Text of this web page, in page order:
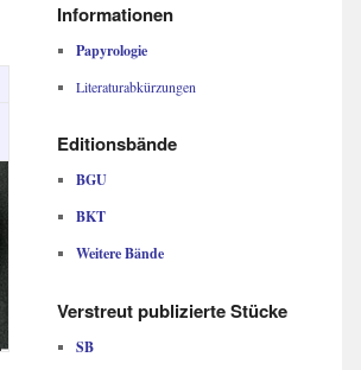
Informationen
Papyrologie
Literaturabkürzungen
Editionsbände
BGU
BKT
Weitere Bände
Verstreut publizierte Stücke
SB